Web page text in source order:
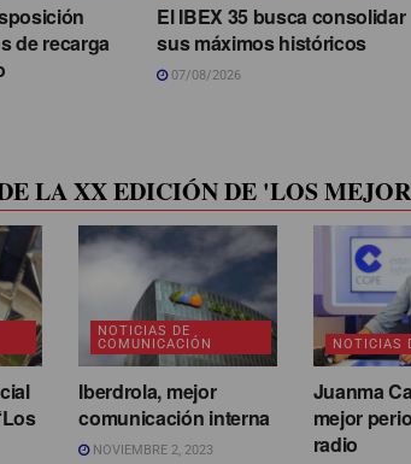
de recarga
El IBEX 35 busca consolidar
sus máximos históricos
07/08/2026
LA XX EDICIÓN DE 'LOS
NOTICIAS DE
COMUNICACIÓN
Iberdrola, mejor
comunicación interna
NOVIEMBRE 2, 2023
NOTICIAS
Juanma
mejor
radio